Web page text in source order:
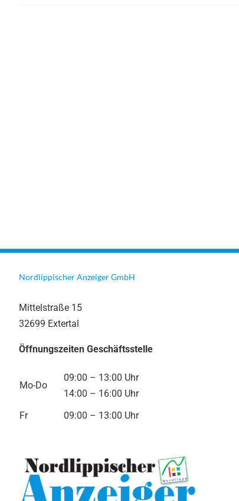
Nordlippischer Anzeiger GmbH
Mittelstraße 15
32699 Extertal
Öffnungszeiten Geschäftsstelle
Mo-Do
09:00 – 13:00 Uhr
14:00 – 16:00 Uhr
Fr
09:00 – 13:00 Uhr